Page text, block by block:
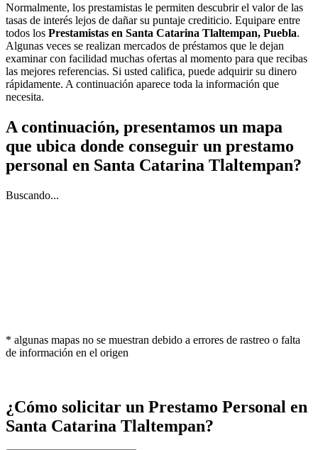
Normalmente, los prestamistas le permiten descubrir el valor de las
tasas de interés lejos de dañar su puntaje crediticio. Equipare entre
todos los Prestamistas en Santa Catarina Tlaltempan, Puebla.
Algunas veces se realizan mercados de préstamos que le dejan
examinar con facilidad muchas ofertas al momento para que recibas
las mejores referencias. Si usted califica, puede adquirir su dinero
rápidamente. A continuación aparece toda la información que
necesita.
A continuación, presentamos un mapa
que ubica donde conseguir un prestamo
personal en Santa Catarina Tlaltempan?
Buscando...
* algunas mapas no se muestran debido a errores de rastreo o falta
de información en el origen
¿Cómo solicitar un Prestamo Personal en
Santa Catarina Tlaltempan?